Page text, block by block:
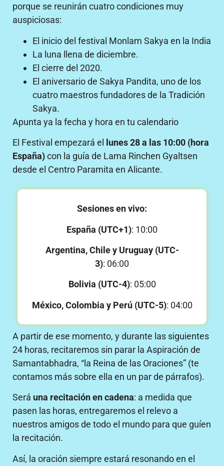
porque se reunirán cuatro condiciones muy
auspiciosas:
El inicio del festival Monlam Sakya en la India
La luna llena de diciembre.
El cierre del 2020.
El aniversario de Sakya Pandita, uno de los
cuatro maestros fundadores de la Tradición
Sakya.
Apunta ya la fecha y hora en tu calendario
El Festival empezará el
lunes 28 a las 10:00 (hora
España)con la guía de Lama Rinchen Gyaltsen
desde el Centro Paramita en Alicante.
Sesiones en vivo:
España (UTC+1): 10:00
Argentina, Chile y Uruguay (UTC-
3): 06:00
Bolivia (UTC-4): 05:00
México, Colombia y Perú (UTC-5): 04:00
A partir de ese momento, y durante las siguientes
24 horas, recitaremos sin parar la Aspiración de
Samantabhadra, “la Reina de las Oraciones” (te
contamos más sobre ella en un par de párrafos).
Será una recitación en cadena: a medida que
pasen las horas, entregaremos el relevo a
nuestros amigos de todo el mundo para que guíen
la recitación.
Así, la oración siempre estará resonando en el